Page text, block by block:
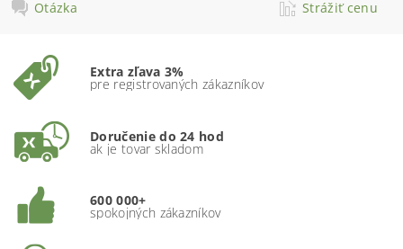
Otázka
Strážiť cenu
Extra zľava 3%
pre registrovaných zákazníkov
Doručenie do 24 hod
ak je tovar skladom
600 000+
spokojných zákazníkov